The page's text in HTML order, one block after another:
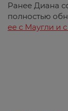
Ранее Диана
полностью
ее с Маугли и